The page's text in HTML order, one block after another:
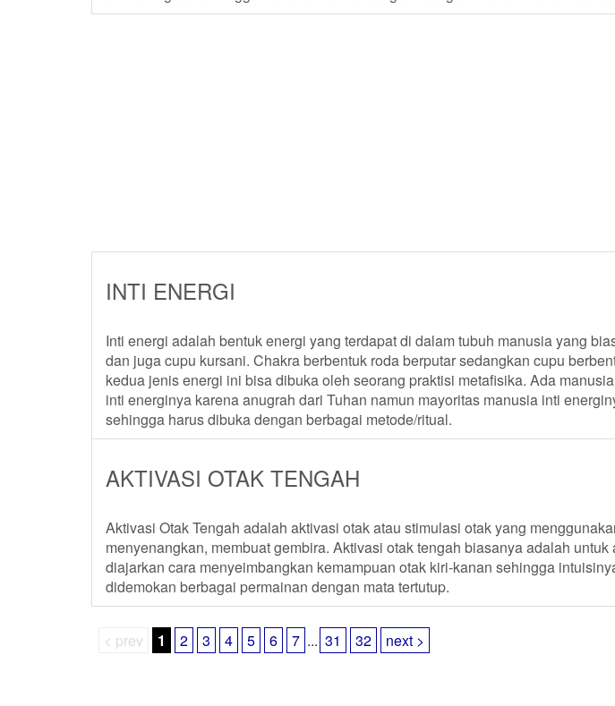
INTI ENERGI
Inti energi adalah bentuk energi yang terdapat di dalam tubuh manusia yang
dan juga cupu kursani. Chakra berbentuk roda berputar sedangkan cupu
kedua jenis energi ini bisa dibuka oleh seorang praktisi metafisika. Ada
inti energinya karena anugrah dari Tuhan namun mayoritas manusia inti
sehingga harus dibuka dengan berbagai metode/ritual.
AKTIVASI OTAK TENGAH
Aktivasi Otak Tengah adalah aktivasi otak atau stimulasi otak yang
menyenangkan, membuat gembira. Aktivasi otak tengah biasanya adalah
diajarkan cara menyeimbangkan kemampuan otak kiri-kanan sehingga
didemokan berbagai permainan dengan mata tertutup.
< prev 1 2 3 4 5 6 7 ... 31 32 next >